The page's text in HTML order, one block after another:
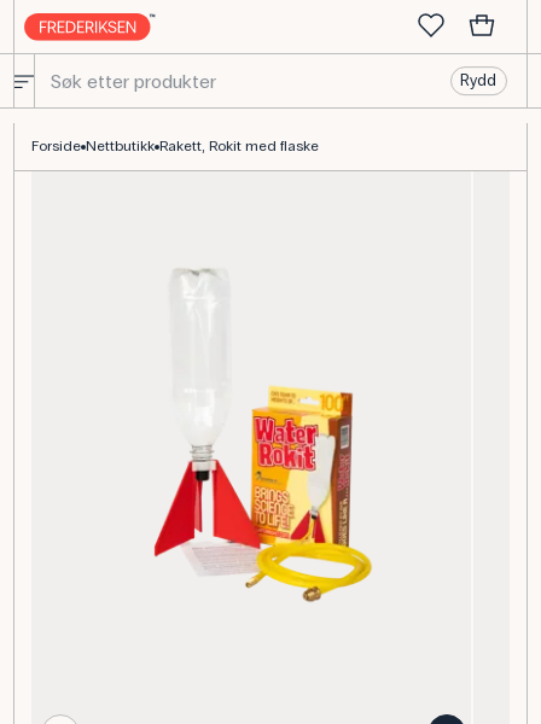
Rydd
Forside Nettbutikk Rakett, Rokit med flaske